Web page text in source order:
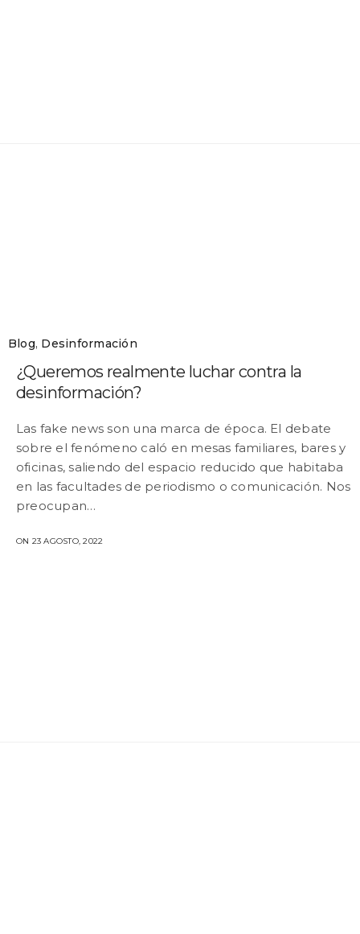
Blog, Desinformación
¿Queremos realmente luchar contra la
desinformación?
Las fake news son una marca de época. El debate
sobre el fenómeno caló en mesas familiares, bares y
oficinas, saliendo del espacio reducido que habitaba
en las facultades de periodismo o comunicación. Nos
preocupan…
ON 23 AGOSTO, 2022